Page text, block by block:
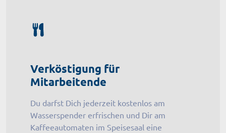
Verköstigung für
Mitarbeitende
Du darfst Dich jederzeit kostenlos am
Wasserspender erfrischen und Dir am
Kaffeeautomaten im Speisesaal eine